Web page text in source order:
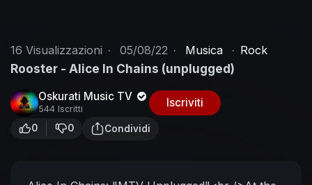
16 Visualizzazioni · 05/08/22 · Musica · Rock
Rooster - Alice In Chains (unplugged)
Oskurati Music TV
544 Iscritti Iscriviti
0 0 Condividi